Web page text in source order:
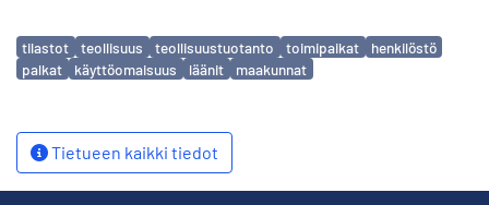
Avainsanat
tilastot teollisuus teollisuustuotanto toimipaikat
henkilöstö
palkat
käyttöomaisuus läänit maakunnat
Tietueen kaikki tiedot